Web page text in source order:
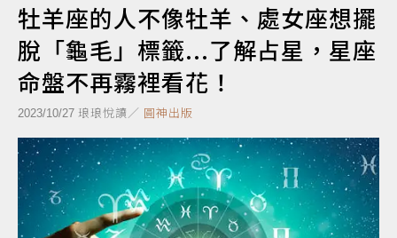
牡羊座的人不像牡羊、處女座想擺
脫「龜毛」標籤...了解占星，星座
命盤不再霧裡看花！
2023/10/27 琅琅悅讀／ 圓神出版